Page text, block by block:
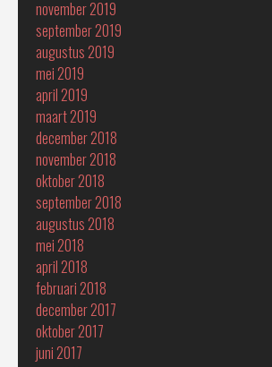
november 2019
september 2019
augustus 2019
mei 2019
april 2019
maart 2019
december 2018
november 2018
oktober 2018
september 2018
augustus 2018
mei 2018
april 2018
februari 2018
december 2017
oktober 2017
juni 2017